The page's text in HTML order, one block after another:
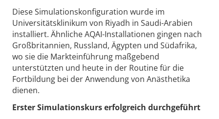
Diese Simulationskonfiguration wurde im
Universitätsklinikum von Riyadh in Saudi-Arabien
installiert. Ähnliche AQAI-Installationen gingen nach
Großbritannien, Russland, Ägypten und Südafrika,
wo sie die Markteinführung maßgebend
unterstützten und heute in der Routine für die
Fortbildung bei der Anwendung von Anästhetika
dienen.
Erster Simulationskurs erfolgreich durchgeführt